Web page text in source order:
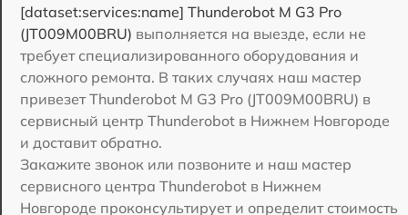
[dataset:services:name] Thunderobot M G3 Pro
(JT009M00BRU) выполняется на выезде, если не
требует специализированного оборудования и
сложного ремонта. В таких случаях наш мастер
привезет Thunderobot M G3 Pro (JT009M00BRU) в
сервисный центр Thunderobot в Нижнем Новгороде
и доставит обратно.
Закажите звонок или позвоните и наш мастер
сервисного центра Thunderobot в Нижнем
Новгороде проконсультирует и определит стоимость